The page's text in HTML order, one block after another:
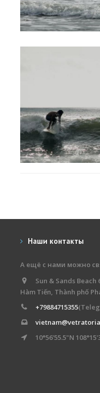
Наши контакты
А ещё с нами можно
Sun & Sands
Hàm Tiến, Thành phố
+79884715355
10°56'55.5"N